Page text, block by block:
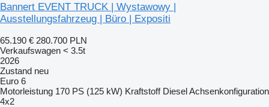
Bannert EVENT TRUCK | Wystawowy |
Ausstellungsfahrzeug | Büro | Expositi
65.190 € 280.700 PLN
Verkaufswagen < 3.5t
2026
Zustand neu
Euro 6
Motorleistung 170 PS (125 kW) Kraftstoff DieselAchsenkonfiguration
4x2